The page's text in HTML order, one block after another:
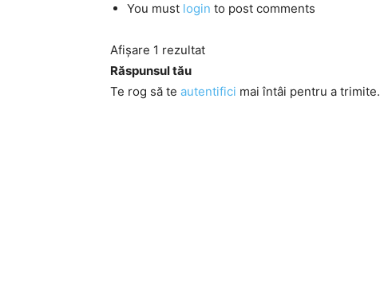
You must login to post comments
Afișare 1 rezultat
Răspunsul tău
Te rog să te autentifici mai întâi pentru a trimite.